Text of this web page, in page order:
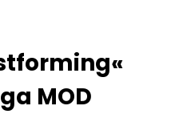
MOD